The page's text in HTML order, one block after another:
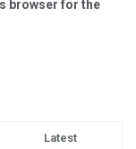
browser for the
Latest